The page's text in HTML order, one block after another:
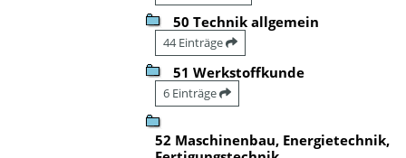
50 Technik allgemein
44 Einträge
51 Werkstoffkunde
6 Einträge
52 Maschinenbau, Energietechnik,